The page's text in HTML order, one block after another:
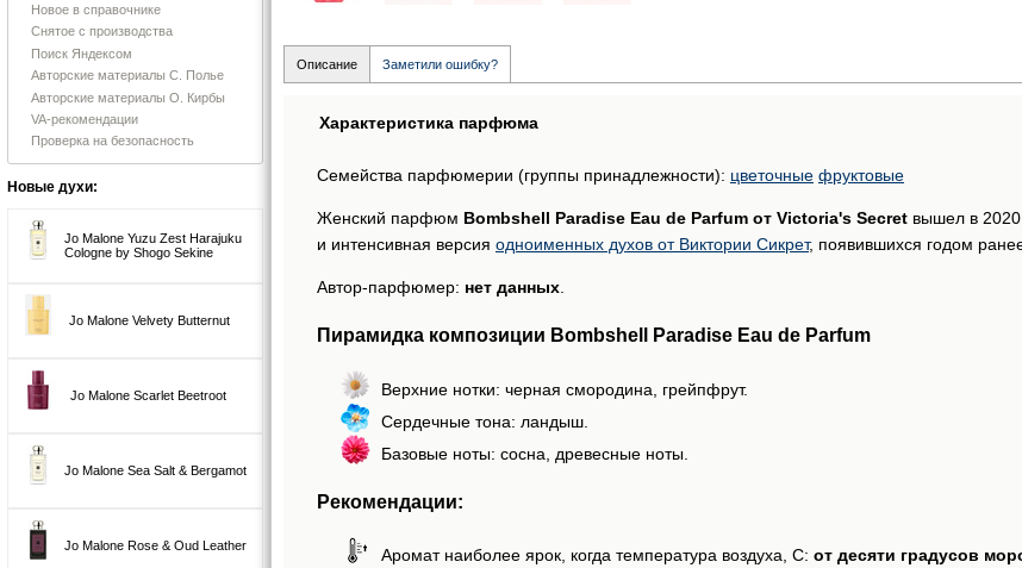
Новое в справочнике
Снятое с производства
Поиск Яндексом
Авторские материалы С. Полье
Авторские материалы О. Кирбы
VA-рекомендации
Проверка на безопасность
Новые духи:
Jo Malone Yuzu Zest Harajuku
Cologne by Shogo Sekine
Jo Malone Velvety Butternut
Jo Malone Scarlet Beetroot
Jo Malone Sea Salt & Bergamot
Jo Malone Rose & Oud Leather
Описание Заметили ошибку?
Характеристика парфюма
Семейства парфюмерии (группы принадлежности): цветочные фруктовые
Женский парфюм Bombshell Paradise Eau de Parfum от Victoria's Secret вышел в
и интенсивная версия одноименных духов от Виктории Сикрет, появившихся годом
Автор-парфюмер: нет данных
Пирамидка композиции Bombshell Paradise Eau de Parfum
Верхние нотки: черная смородина, грейпфрут.
Сердечные тона: ландыш.
Базовые ноты: сосна, древесные ноты.
Рекомендации:
Аромат наиболее ярок, когда температура воздуха, С: от десяти градусов